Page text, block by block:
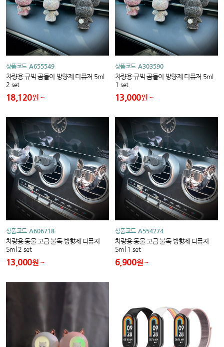
상품코드 A655549
차량용 규빅 곰돌이 방향제 디퓨저 5ml
2 set
18,120원
상품코드 A303590
차량용 규빅 곰돌이 방향제 디퓨저 5ml
1 set
13,000원
상품코드 A606718
차량용 동물 고급 불독 방향제 디퓨저
5ml 2 set
13,000원
상품코드 A554274
차량용 동물 고급 불독 방향제 디퓨저
5ml 1 set
6,900원